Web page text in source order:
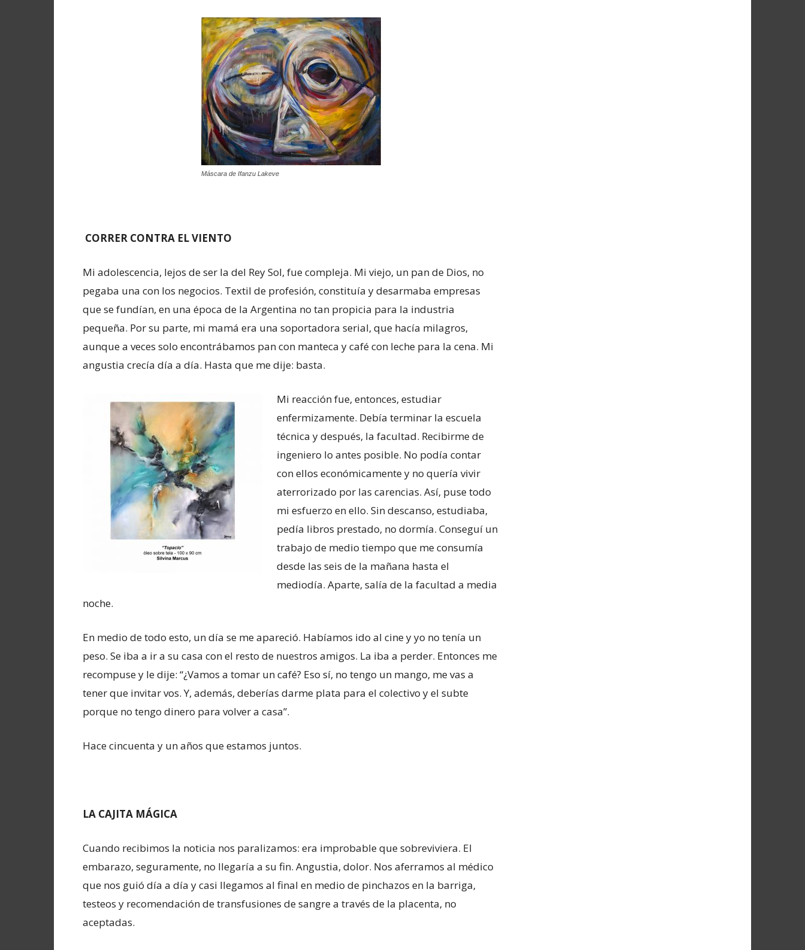
Máscara de Ifanzu Lakeve
CORRER CONTRA EL VIENTO
Mi adolescencia, lejos de ser la del Rey Sol, fue compleja. Mi viejo, un pan de Dios, no
pegaba una con los negocios. Textil de profesión, constituía y desarmaba empresas
que se fundían, en una época de la Argentina no tan propicia para la industria
pequeña. Por su parte, mi mamá era una soportadora serial, que hacía milagros,
aunque a veces solo encontrábamos pan con manteca y café con leche para la cena. Mi
angustia crecía día a día. Hasta que me dije: basta.
Mi reacción fue, entonces, estudiar
enfermizamente. Debía terminar la escuela
técnica y después, la facultad. Recibirme de
ingeniero lo antes posible. No podía contar
con ellos económicamente y no quería vivir
aterrorizado por las carencias. Así, puse todo
mi esfuerzo en ello. Sin descanso, estudiaba,
pedía libros prestado, no dormía. Conseguí un
trabajo de medio tiempo que me consumía
desde las seis de la mañana hasta el
mediodía. Aparte, salía de la facultad a media
noche.
En medio de todo esto, un día se me apareció. Habíamos ido al cine y yo no tenía un
peso. Se iba a ir a su casa con el resto de nuestros amigos. La iba a perder. Entonces me
recompuse y le dije: “¿Vamos a tomar un café? Eso sí, no tengo un mango, me vas a
tener que invitar vos. Y, además, deberías darme plata para el colectivo y el subte
porque no tengo dinero para volver a casa”.
Hace cincuenta y un años que estamos juntos.
LA CAJITA MÁGICA
Cuando recibimos la noticia nos paralizamos: era improbable que sobreviviera. El
embarazo, seguramente, no llegaría a su fin. Angustia, dolor. Nos aferramos al médico
que nos guió día a día y casi llegamos al final en medio de pinchazos en la barriga,
testeos y recomendación de transfusiones de sangre a través de la placenta, no
aceptadas.